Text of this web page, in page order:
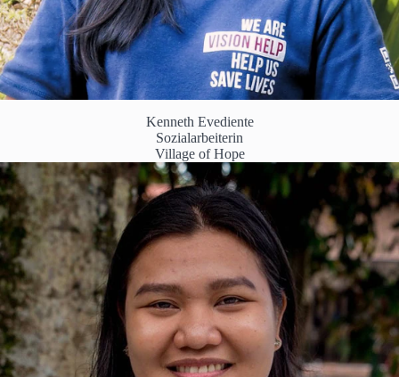
Kenneth Evediente
Sozialarbeiterin
Village of Hope